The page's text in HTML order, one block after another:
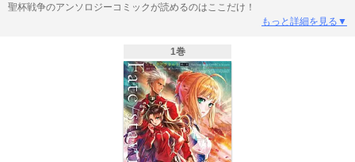
聖杯戦争のアンソロジーコミックが読めるのはここだけ！
もっと詳細を見る▼
1巻